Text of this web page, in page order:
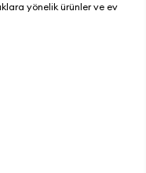
yönelik ürünler ve ev